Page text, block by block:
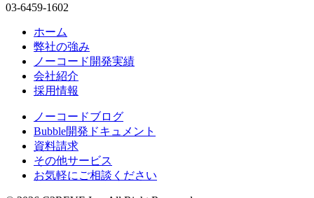
03-6459-1602
ホーム
弊社の強み
ノーコード開発実績
会社紹介
採用情報
ノーコードブログ
Bubble開発ドキュメント
資料請求
その他サービス
お気軽にご相談ください